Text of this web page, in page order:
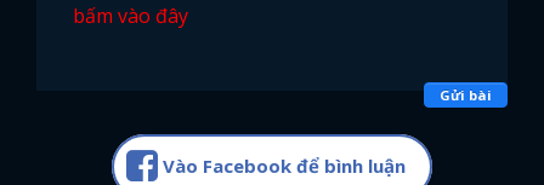
bấm vào đây
Gửi bài
Vào Facebook để bình luận